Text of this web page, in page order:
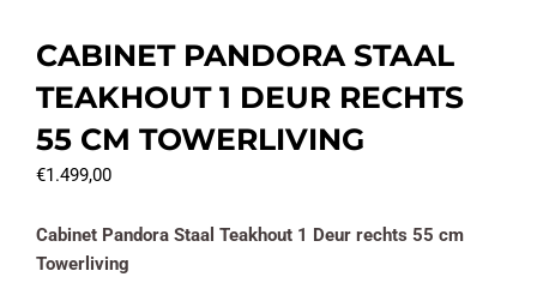
CABINET PANDORA STAAL
TEAKHOUT 1 DEUR RECHTS
55 CM TOWERLIVING
€1.499,00
Cabinet Pandora Staal Teakhout 1 Deur rechts 55 cm
Towerliving